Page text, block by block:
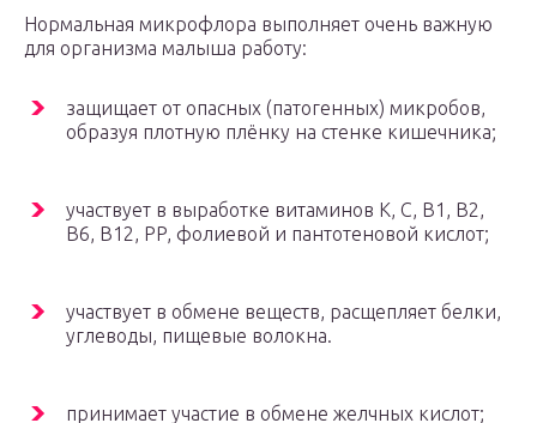
Нормальная микрофлора выполняет очень важную
для организма малыша работу:
защищает от опасных (патогенных) микробов,
образуя плотную плёнку на стенке кишечника;
участвует в выработке витаминов К, С, В1, B2,
B6, B12, PP, фолиевой и пантотеновой кислот;
участвует в обмене веществ, расщепляет белки,
углеводы, пищевые волокна.
принимает участие в обмене желчных кислот;